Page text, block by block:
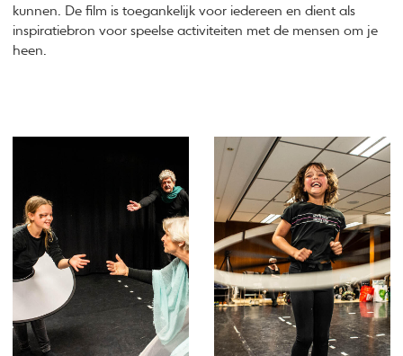
kunnen. De film is toegankelijk voor iedereen en dient als
inspiratiebron voor speelse activiteiten met de mensen om je
heen.